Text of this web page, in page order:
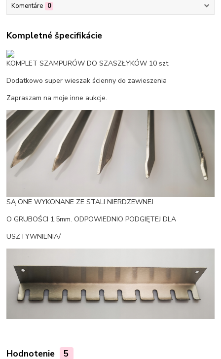
Komentáre 0
Kompletné špecifikácie
KOMPLET SZAMPURÓW DO SZASZŁYKÓW 10 szt.
Dodatkowo super wieszak ścienny do zawieszenia
Zapraszam na moje inne aukcje.
SĄ ONE WYKONANE ZE STALI NIERDZEWNEJ
O GRUBOŚCI 1,5mm. ODPOWIEDNIO PODGIĘTEJ DLA
USZTYWNIENIA/
Hodnotenie 5